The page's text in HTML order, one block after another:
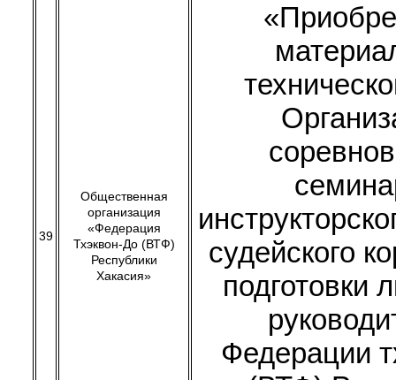
39
Общественная
организация
«Федерация
Тхэквон-До (ВТФ)
Республики
Хакасия»
судейского
подготовки
Федерации